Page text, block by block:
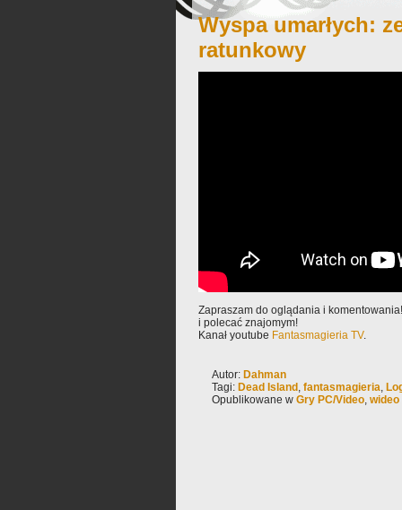
Wyspa umarłych:
ratunkowy
Zapraszam do oglądania i
i polecać znajomym!
Kanał youtube Fantasmagieria TV.
Autor: Dahman
Tagi: Dead Island , fantasmagieria,
Opublikowane w Gry PC/Video, wideo